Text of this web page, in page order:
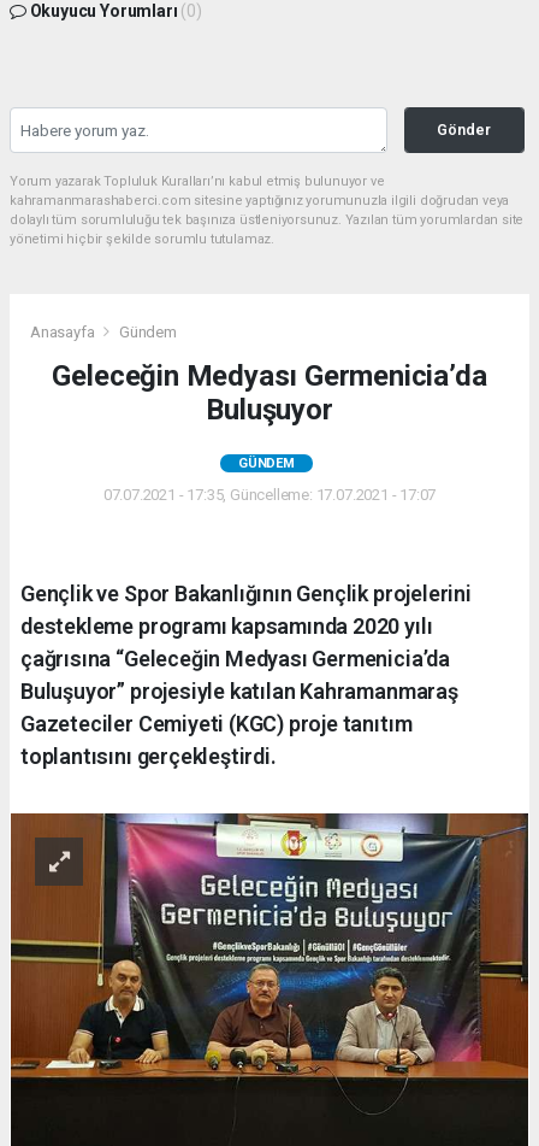
Okuyucu Yorumları (0)
Gönder
Yorum yazarak Topluluk Kuralları’nı kabul etmiş bulunuyor ve
kahramanmarashaberci.com sitesine yaptığınız yorumunuzla ilgili doğrudan veya
dolaylı tüm sorumluluğu tek başınıza üstleniyorsunuz. Yazılan tüm yorumlardan site
yönetimi hiçbir şekilde sorumlu tutulamaz.
Anasayfa Gündem
Geleceğin Medyası Germenicia’da
Buluşuyor
GÜNDEM
07.07.2021 - 17:35, Güncelleme: 17.07.2021 - 17:07
Gençlik ve Spor Bakanlığının Gençlik projelerini
destekleme programı kapsamında 2020 yılı
çağrısına “Geleceğin Medyası Germenicia’da
Buluşuyor” projesiyle katılan Kahramanmaraş
Gazeteciler Cemiyeti (KGC) proje tanıtım
toplantısını gerçekleştirdi.